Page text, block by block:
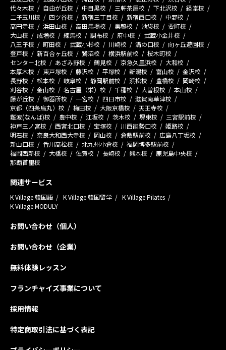
代々木校
自由が丘校 中目黒校 三軒茶屋校 下北沢校
経堂校
二子玉川校
四ツ谷校 新宿三丁目校 新宿西口校
中野校
高円寺校
浜田山校 高田馬場校 巣鴨校 池袋校
要町校
大山校
成増校 練馬校 調布校 府中校
武蔵小金井校
八王子校
町田校 武蔵小杉校 川崎校 溝の口校
向ヶ丘遊園校
登戸校
新百合ヶ丘校 鷺沼校 横浜駅前校
桜木町校
センター北校
あざみ野校 鶴見校 京急久里浜校
大和校
本厚木校
東戸塚校 藤沢校 平塚校 新潟校 富山校
金沢校
長野校
松本校 岐阜校 静岡駅前校 浜松校 豊橋校
岡崎校
刈谷校
金山校 名古屋（栄）校 千種校 大曽根校
本山校
藤が丘校
御器所校 一宮校 四日市校
滋賀南草津校
京都（四条烏丸）校
梅田校 大阪京橋校
天王寺校
難波(なんば)校
豊中校 江坂校 茨木校 堺東校
三宮駅前校
神戸三ノ宮校
西宮北口校 宝塚校 川西能勢口校
姫路校
明石校
奈良大和西大寺校 岡山校 倉敷駅前校
広島八丁堀校
新山口校
香川高松校 北九州小倉校
福岡博多駅前校
福岡西新校
大橋校 佐賀校 長崎校 熊本校
鹿児島中央校
那覇首里校
関連サービス
K Village 韓国語 K Village 韓国留学
K Village Pilates
K Village MODULY
お問い合わせ（個人）
お問い合わせ（企業）
無料体験レッスン
フランチャイズ事業について
採用情報
特定商取引法に基づく表記